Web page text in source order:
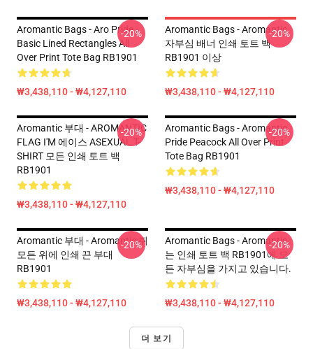
Aromantic Bags - Aro Pride
Basic Lined Rectangles All
Over Print Tote Bag RB1901
₩3,438,110 - ₩4,127,110
-20%
Aromantic Bags - Aromantic
자부심 배너 인쇄 토트 백
RB1901 이상
₩3,438,110 - ₩4,127,110
-20%
Aromantic 부대 - AROMANTIC
FLAG I'M 에이스 ASEXUAL T-
SHIRT 모든 인쇄 토트 백
RB1901
₩3,438,110 - ₩4,127,110
-20%
Aromantic Bags - Aromantic
Pride Peacock All Over Print
Tote Bag RB1901
₩3,438,110 - ₩4,127,110
-20%
Aromantic 부대 - Aromantic 쥐
모든 위에 인쇄 끈 부대
RB1901
₩3,438,110 - ₩4,127,110
-20%
Aromantic Bags - Aromantic
는 인쇄 토트 백 RB1901에 모
든 자부심을 가지고 있습니다.
₩3,438,110 - ₩4,127,110
-20%
더 보기